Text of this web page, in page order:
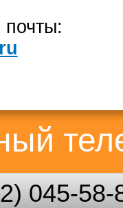
почты:
045-58-